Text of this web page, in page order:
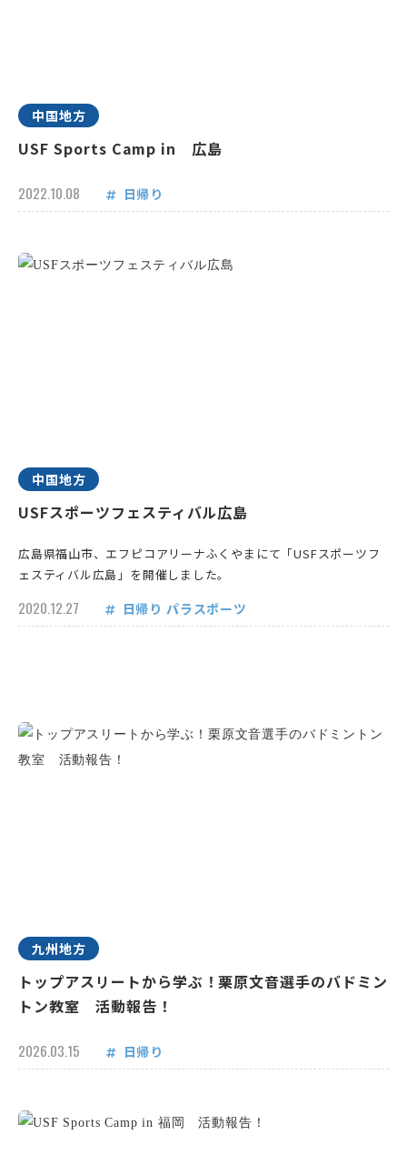
中国地方
USF Sports Camp in 広島
2022.10.08 日帰り
中国地方
USFスポーツフェスティバル広島
広島県福山市、エフピコアリーナふくやまにて「USFスポーツフ
ェスティバル広島」を開催しました。
2020.12.27 日帰り パラスポーツ
九州地方
トップアスリートから学ぶ！栗原文音選手のバドミン
トン教室 活動報告！
2026.03.15 日帰り